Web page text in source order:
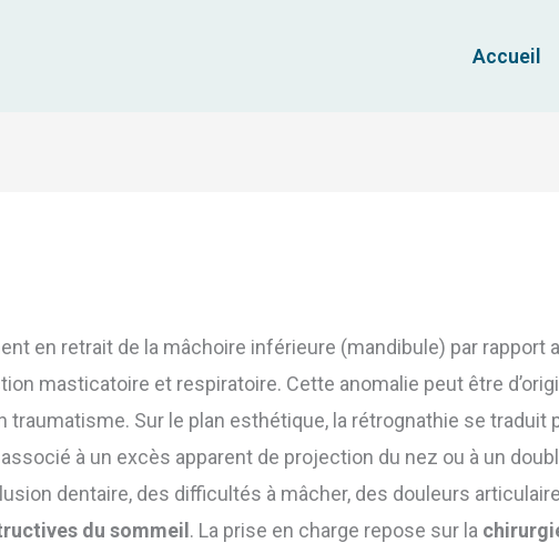
Accueil
en retrait de la mâchoire inférieure (mandibule) par rapport
masticatoire et respiratoire. Cette anomalie peut être
Sur le plan esthétique, la rétrognathie se traduit
à un excès apparent de projection du nez ou à un
dentaire, des difficultés à mâcher, des douleurs
du sommeil . La prise en charge repose sur la